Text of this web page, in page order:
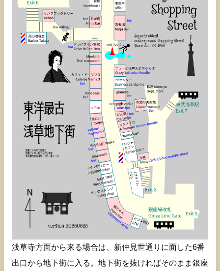
浅草寺方面から来る場合は、新仲見世通りに面した6番
出口から地下街に入る。地下街を抜ければそのまま銀座